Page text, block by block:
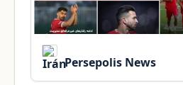
Persepolis News